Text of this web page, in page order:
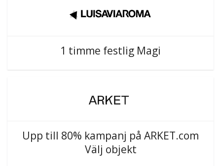
1 timme festlig Magi
Upp till 80% kampanj på ARKET.com
Välj objekt